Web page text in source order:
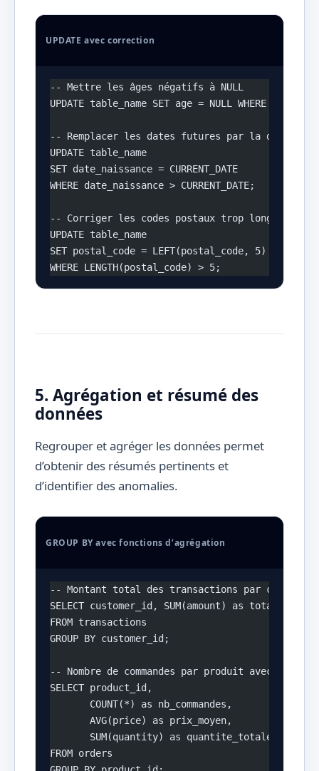
UPDATE avec correction
-- Mettre les âges négatifs à NULL
UPDATE table_name SET age = NULL WHERE age < 0;
-- Remplacer les dates futures par la date
UPDATE table_name
SET date_naissance = CURRENT_DATE
WHERE date_naissance > CURRENT_DATE;
-- Corriger les codes postaux trop longs
UPDATE table_name
SET postal_code = LEFT(postal_code, 5)
WHERE LENGTH(postal_code) > 5;
5. Agrégation et résumé des
données
Regrouper et agréger les données permet
d’obtenir des résumés pertinents et
d’identifier des anomalies.
GROUP BY avec fonctions d’agrégation
-- Montant total des transactions par client
SELECT customer_id, SUM(amount) as
FROM transactions
GROUP BY customer_id;
-- Nombre de commandes par produit avec vente
SELECT product_id,
       COUNT(*) as nb_commandes,
       AVG(price) as prix_moyen,
       SUM(quantity) as quantite_totale
FROM orders